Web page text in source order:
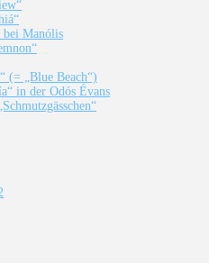
bei Manólis
(= „Blue Beach“)
in der Odós Évans